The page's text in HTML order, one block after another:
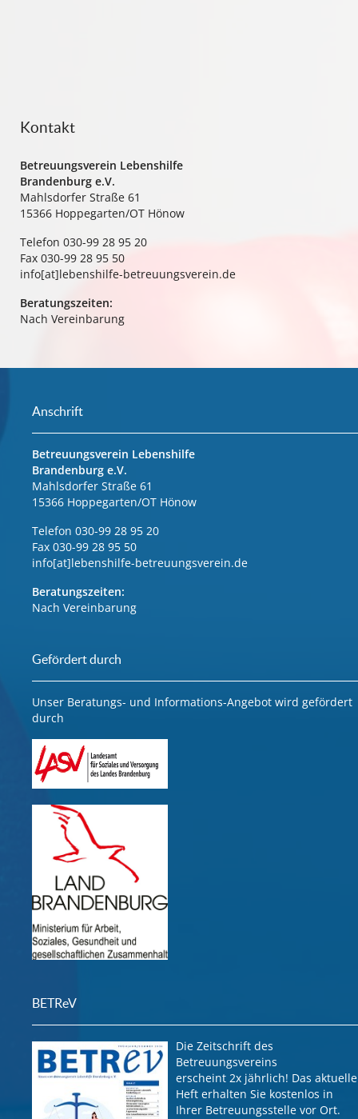
Kontakt
Betreuungsverein Lebenshilfe
Brandenburg e.V.
Mahlsdorfer Straße 61
15366 Hoppegarten/OT Hönow
Telefon 030-99 28 95 20
Fax 030-99 28 95 50
info[at]lebenshilfe-betreuungsverein.de
Beratungszeiten:
Nach Vereinbarung
Anschrift
Betreuungsverein Lebenshilfe
Brandenburg e.V.
Mahlsdorfer Straße 61
15366 Hoppegarten/OT Hönow
Telefon 030-99 28 95 20
Fax 030-99 28 95 50
info[at]lebenshilfe-betreuungsverein.de
Beratungszeiten:
Nach Vereinbarung
Gefördert durch
Unser Beratungs- und Informations-Angebot wird gefördert
durch
BETReV
Die Zeitschrift des
Betreuungsvereins
erscheint 2x jährlich! Das aktuelle
Heft erhalten Sie kostenlos in
Ihrer Betreuungsstelle vor Ort.